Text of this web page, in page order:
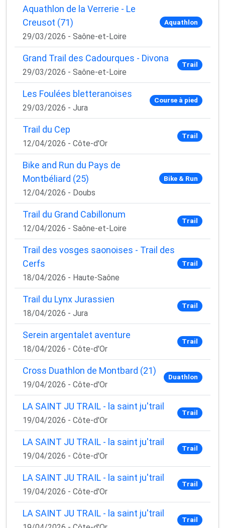
Aquathlon de la Verrerie - Le
Creusot (71)
29/03/2026 - Saône-et-Loire
Aquathlon
Grand Trail des Cadourques - Divona
29/03/2026 - Saône-et-Loire
Trail
Les Foulées bletteranoises
29/03/2026 - Jura
Course à pied
Trail du Cep
12/04/2026 - Côte-d'Or
Trail
Bike and Run du Pays de
Montbéliard (25)
12/04/2026 - Doubs
Bike & Run
Trail du Grand Cabillonum
12/04/2026 - Saône-et-Loire
Trail
Trail des vosges saonoises - Trail des
Cerfs
18/04/2026 - Haute-Saône
Trail
Trail du Lynx Jurassien
18/04/2026 - Jura
Trail
Serein argentalet aventure
18/04/2026 - Côte-d'Or
Trail
Cross Duathlon de Montbard (21)
19/04/2026 - Côte-d'Or
Duathlon
LA SAINT JU TRAIL - la saint ju'trail
19/04/2026 - Côte-d'Or
Trail
LA SAINT JU TRAIL - la saint ju'trail
19/04/2026 - Côte-d'Or
Trail
LA SAINT JU TRAIL - la saint ju'trail
19/04/2026 - Côte-d'Or
Trail
LA SAINT JU TRAIL - la saint ju'trail
Trail